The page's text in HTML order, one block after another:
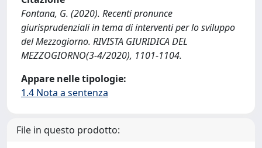
Fontana, G. (2020). Recenti pronunce
giurisprudenziali in tema di interventi per lo sviluppo
del Mezzogiorno. RIVISTA GIURIDICA DEL
MEZZOGIORNO(3-4/2020), 1101-1104.
Appare nelle tipologie:
1.4 Nota a sentenza
File in questo prodotto: